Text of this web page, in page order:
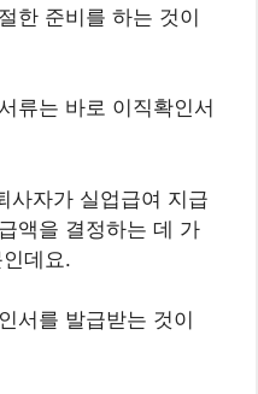
한 준비를 하는 것이
류는 바로 이직확인서
사자가 실업급여 지급
액을 결정하는 데 가
데요.
서를 발급받는 것이